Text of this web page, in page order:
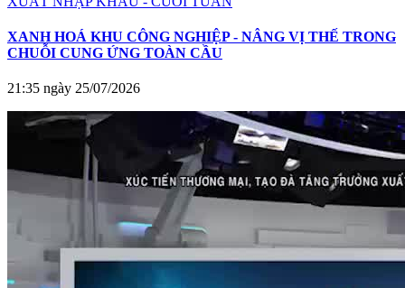
XANH HOÁ KHU CÔNG NGHIỆP - NÂNG VỊ THẾ TRONG
CHUỖI CUNG ỨNG TOÀN CẦU
21:35 ngày 25/07/2026